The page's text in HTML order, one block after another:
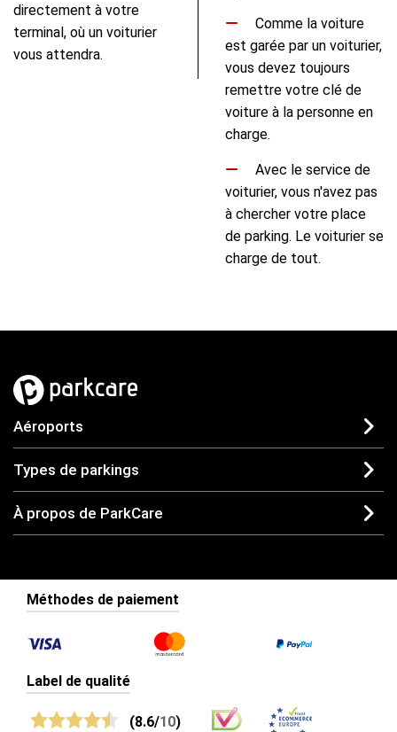
directement à votre
terminal, où un voiturier
vous attendra.
Comme la voiture
est garée par un voiturier,
vous devez toujours
remettre votre clé de
voiture à la personne en
charge.
Avec le service de
voiturier, vous n'avez pas
à chercher votre place
de parking. Le voiturier se
charge de tout.
Aéroports
Types de parkings
À propos de ParkCare
Méthodes de paiement
Label de qualité
(8.6/10)